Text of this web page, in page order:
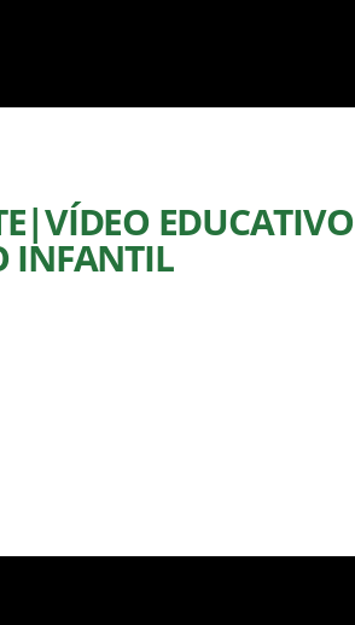
EDUCATIVO
INFANTIL